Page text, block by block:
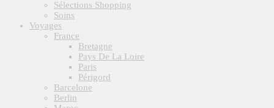
Sélections Shopping
Soins
Voyages
France
Bretagne
Pays De La Loire
Paris
Périgord
Barcelone
Berlin